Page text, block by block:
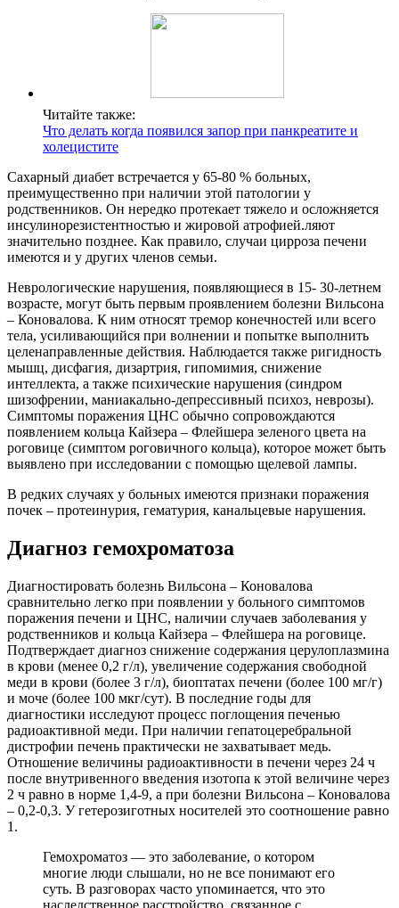
Читайте также:
Что делать когда появился запор при панкреатите и
холецистите
Сахарный диабет встречается у 65-80 % больных,
преимущественно при наличии этой патологии у
родственников. Он нередко протекает тяжело и осложняется
инсулинорезистентностью и жировой атрофией.ляют
значительно позднее. Как правило, случаи цирроза печени
имеются и у других членов семьи.
Неврологические нарушения, появляющиеся в 15- 30-летнем
возрасте, могут быть первым проявлением болезни Вильсона
– Коновалова. К ним относят тремор конечностей или всего
тела, усиливающийся при волнении и попытке выполнить
целенаправленные действия. Наблюдается также ригидность
мышц, дисфагия, дизартрия, гипомимия, снижение
интеллекта, а также психические нарушения (синдром
шизофрении, маниакально-депрессивный психоз, неврозы).
Симптомы поражения ЦНС обычно сопровождаются
появлением кольца Кайзера – Флейшера зеленого цвета на
роговице (симптом роговичного кольца), которое может быть
выявлено при исследовании с помощью щелевой лампы.
В редких случаях у больных имеются признаки поражения
почек – протеинурия, гематурия, канальцевые нарушения.
Диагноз гемохроматоза
Диагностировать болезнь Вильсона – Коновалова
сравнительно легко при появлении у больного симптомов
поражения печени и ЦНС, наличии случаев заболевания у
родственников и кольца Кайзера – Флейшера на роговице.
Подтверждает диагноз снижение содержания церулоплазмина
в крови (менее 0,2 г/л), увеличение содержания свободной
меди в крови (более 3 г/л), биоптатах печени (более 100 мг/г)
и моче (более 100 мкг/сут). В последние годы для
диагностики исследуют процесс поглощения печенью
радиоактивной меди. При наличии гепатоцеребральной
дистрофии печень практически не захватывает медь.
Отношение величины радиоактивности в печени через 24 ч
после внутривенного введения изотопа к этой величине через
2 ч равно в норме 1,4-9, а при болезни Вильсона – Коновалова
– 0,2-0,3. У гетерозиготных носителей это соотношение равно
1.
Гемохроматоз — это заболевание, о котором
многие люди слышали, но не все понимают его
суть. В разговорах часто упоминается, что это